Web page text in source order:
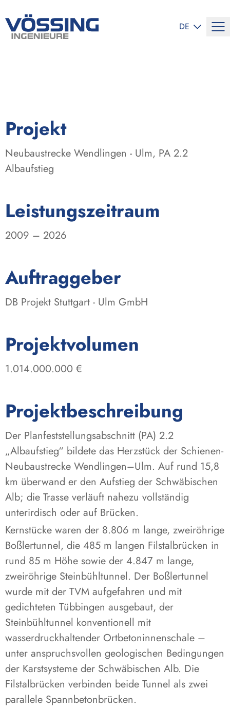
DE
Projekt
Neubaustrecke Wendlingen - Ulm, PA 2.2
Albaufstieg
Leistungszeitraum
2009 – 2026
Auftraggeber
DB Projekt Stuttgart - Ulm GmbH
Projektvolumen
1.014.000.000 €
Projektbeschreibung
Der Planfeststellungsabschnitt (PA) 2.2
„Albaufstieg“ bildete das Herzstück der Schienen-
Neubaustrecke Wendlingen–Ulm. Auf rund 15,8
km überwand er den Aufstieg der Schwäbischen
Alb; die Trasse verläuft nahezu vollständig
unterirdisch oder auf Brücken.
Kernstücke waren der 8.806 m lange, zweiröhrige
Boßlertunnel, die 485 m langen Filstalbrücken in
rund 85 m Höhe sowie der 4.847 m lange,
zweiröhrige Steinbühltunnel. Der Boßlertunnel
wurde mit der TVM aufgefahren und mit
gedichteten Tübbingen ausgebaut, der
Steinbühltunnel konventionell mit
wasserdruckhaltender Ortbetoninnenschale –
unter anspruchsvollen geologischen Bedingungen
der Karstsysteme der Schwäbischen Alb. Die
Filstalbrücken verbinden beide Tunnel als zwei
parallele Spannbetonbrücken.